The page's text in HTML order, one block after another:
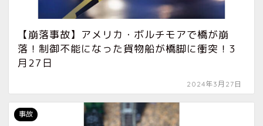
【崩落事故】アメリカ・ボルチモアで橋が崩
落！制御不能になった貨物船が橋脚に衝突！3
月27日
2024年3月27日
事故